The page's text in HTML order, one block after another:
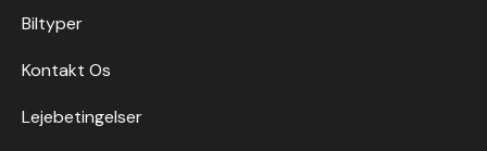
Biltyper
Kontakt Os
Lejebetingelser